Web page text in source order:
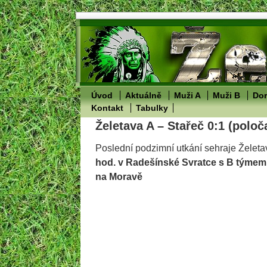
Úvod Aktuálně Muži A Muži B
Kontakt
Tabulky
Želetava A – Stařeč 0:1
Poslední podzimní utkání sehraje
hod. v Radešínské Svratce s B
na Moravě